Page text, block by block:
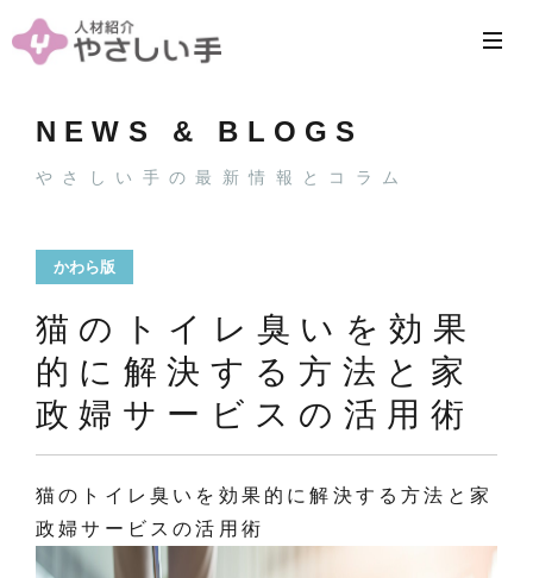
NEWS & BLOGS
やさしい手の最新情報とコラム
かわら版
猫のトイレ臭いを効果
的に解決する方法と家
政婦サービスの活用術
猫のトイレ臭いを効果的に解決する方法と家
政婦サービスの活用術